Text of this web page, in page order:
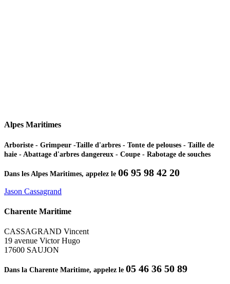
Alpes Maritimes
Arboriste - Grimpeur -Taille d'arbres - Tonte de pelouses - Taille de
haie - Abattage d'arbres dangereux - Coupe - Rabotage de souches
Dans les Alpes Maritimes, appelez le 06 95 98 42 20
Jason Cassagrand
Charente Maritime
CASSAGRAND Vincent
19 avenue Victor Hugo
17600 SAUJON
Dans la Charente Maritime, appelez le 05 46 36 50 89